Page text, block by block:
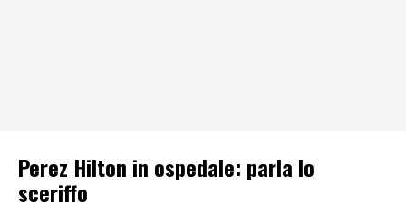
Perez Hilton in ospedale: parla lo
sceriffo